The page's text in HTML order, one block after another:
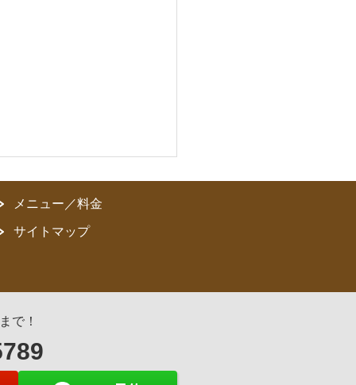
メニュー／料金
サイトマップ
で！